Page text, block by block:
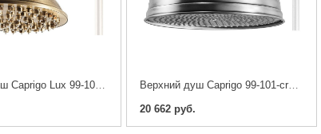
20 662 руб.